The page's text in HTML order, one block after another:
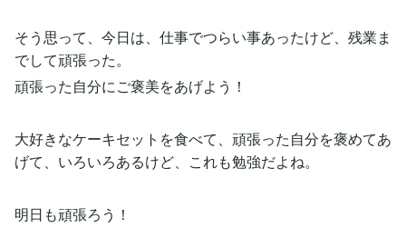
そう思って、今日は、仕事でつらい事あったけど、残業ま
でして頑張った。
頑張った自分にご褒美をあげよう！
大好きなケーキセットを食べて、頑張った自分を褒めてあ
げて、いろいろあるけど、これも勉強だよね。
明日も頑張ろう！